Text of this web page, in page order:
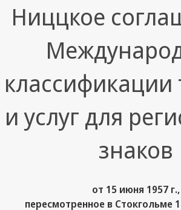
Ниццкое
классификации
и услуг для
знаков
от 15 июня 1957 г.,
пересмотренное в Стокгольме